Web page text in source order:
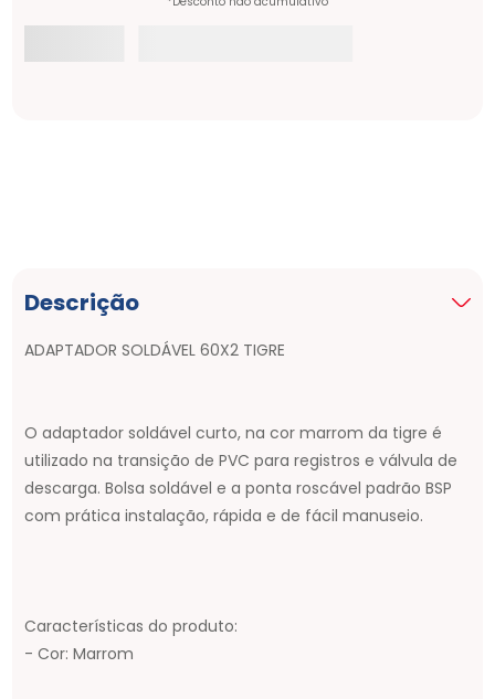
Descrição
ADAPTADOR SOLDÁVEL 60X2 TIGRE
O adaptador soldável curto, na cor marrom da tigre é
utilizado na transição de PVC para registros e válvula de
descarga. Bolsa soldável e a ponta roscável padrão BSP
com prática instalação, rápida e de fácil manuseio.
Características do produto:
- Cor: Marrom